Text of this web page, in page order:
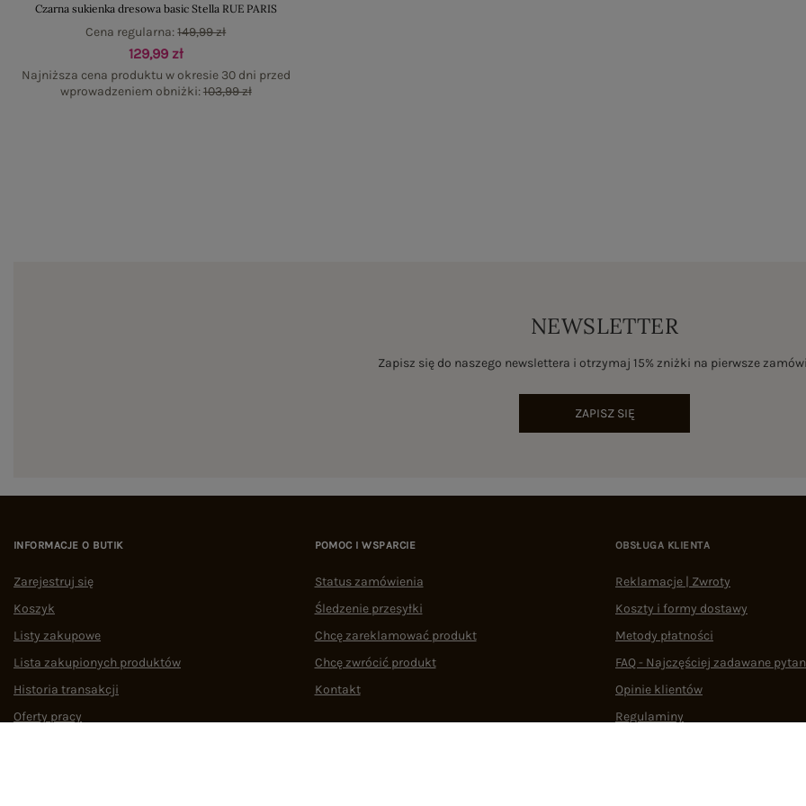
Czarna sukienka dresowa basic Stella RUE PARIS
129,99 zł
Najniższa cena produktu w okresie 30 dni przed
wprowadzeniem obniżki:103,99 zł
Cena regularna:149,99 zł
NEWSLETTER
Zapisz się do naszego newslettera i otrzymaj 15% zniżki na pierwsze
ZAPISZ SIĘ
INFORMACJE O BUTIK
Zarejestruj się
Koszyk
Listy zakupowe
Lista zakupionych produktów
Historia transakcji
Oferty pracy
POMOC I WSPARCIE
Status zamówienia
Śledzenie przesyłki
Chcę zareklamować produkt
Chcę zwrócić produkt
Kontakt
OBSŁUGA KLIENTA
Reklamacje | Zwroty
Koszty i formy dostawy
Metody płatności
FAQ - Najczęściej zadawane
Opinie klientów
Regulaminy